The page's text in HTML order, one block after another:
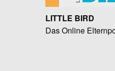
LITTLE BIRD
Das Online